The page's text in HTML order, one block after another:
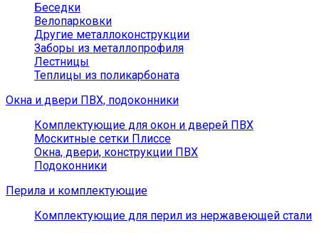
Беседки
Велопарковки
Другие металлоконструкции
Заборы из металлопрофиля
Лестницы
Теплицы из поликарбоната
Окна и двери ПВХ, подоконники
Комплектующие для окон и дверей ПВХ
Москитные сетки Плиссе
Окна, двери, конструкции ПВХ
Подоконники
Перила и комплектующие
Комплектующие для перил из нержавеющей стали